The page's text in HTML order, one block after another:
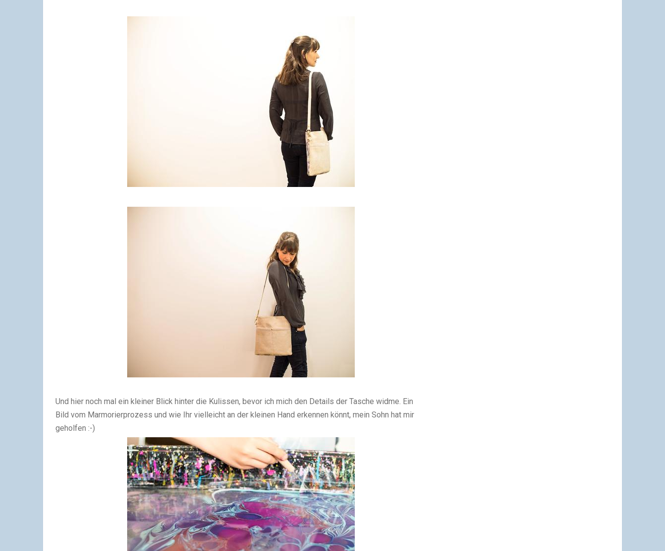
Und hier noch mal ein kleiner Blick hinter die Kulissen, bevor ich mich den Details der Tasche widme. Ein
Bild vom Marmorierprozess und wie Ihr vielleicht an der kleinen Hand erkennen könnt, mein Sohn hat mir
geholfen :-)